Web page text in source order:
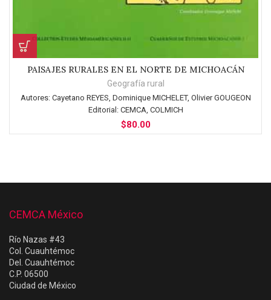
PAISAJES RURALES EN EL NORTE DE MICHOACÁN
Geografía rural
Autores:Cayetano REYES, Dominique MICHELET, Olivier GOUGEON
Editorial:CEMCA, COLMICH
$80.00
CEMCA México
Río Nazas #43
Col. Cuauhtémoc
Del. Cuauhtémoc
C.P. 06500
Ciudad de México